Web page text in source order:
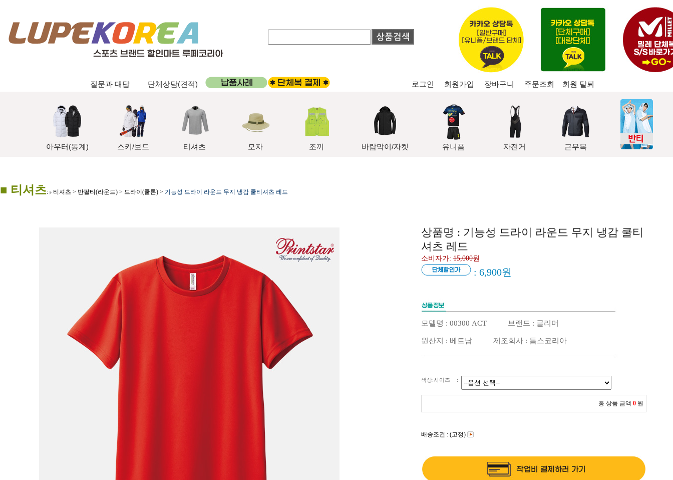
질문과 대답 단체상담(견적) 로그인 회원가입 장바구니 주문조회 회원 탈퇴
아우터(동계) 스키/보드 티셔츠 모자 조끼 바람막이/자켓 유니폼 자전거 근무복
■ 티셔츠: 티셔츠 > 반팔티(라운드) > 드라이(쿨론) > 기능성 드라이 라운드 무지 냉감 쿨티셔츠 레드
상품명 : 기능성 드라이 라운드 무지 냉감 쿨티
셔츠 레드
소비자가:15,000원
: 6,900원
모델명 : 00300 ACT 브랜드 : 글리머
원산지 : 베트남 제조회사 : 톰스코리아
색상:사이즈 :
총 상품 금액 0 원
배송조건 : (고정)